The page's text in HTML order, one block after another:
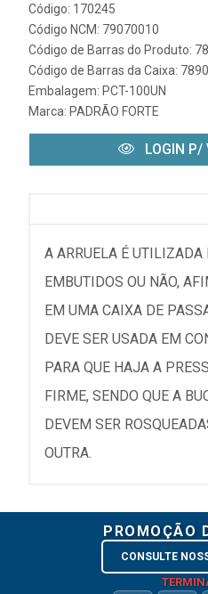
Código: 170245
Código NCM: 79070010
Código de Barras do Produto:
Código de Barras da Caixa:
Embalagem: PCT-100UN
Marca: PADRÃO FORTE
LOGIN P/
A ARRUELA É UTILIZADA
EMBUTIDOS OU NÃO,
EM UMA CAIXA DE
DEVE SER USADA EM
PARA QUE HAJA A
FIRME, SENDO QUE A
DEVEM SER
OUTRA.
PROMOÇÃO
CONSULTE